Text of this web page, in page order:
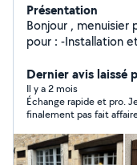
Présentation
Bonjour , menuisier
pour : -Installation
dépannage volet
Réglage et
Remplacement
installation moteur
roulettes baie
Dernier avis laissé
Il y a 2 mois
Échange rapide et pro.
finalement pas fait